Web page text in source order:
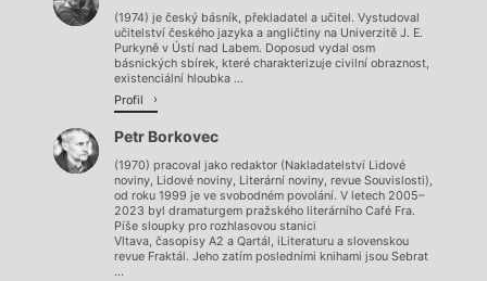
(1974) je český básník, překladatel a učitel. Vystudoval
učitelství českého jazyka a angličtiny na Univerzitě J. E.
Purkyně v Ústí nad Labem. Doposud vydal osm
básnických sbírek, které charakterizuje civilní obraznost,
existenciální hloubka ...
Profil
Petr Borkovec
(1970) pracoval jako redaktor (Nakladatelství Lidové
noviny, Lidové noviny, Literární noviny, revue Souvislosti),
od roku 1999 je ve svobodném povolání. V letech 2005–
2023 byl dramaturgem pražského literárního Café Fra.
Píše sloupky pro rozhlasovou stanici
Vltava, časopisy A2 a Qartál, iLiteraturu a slovenskou
revue Fraktál. Jeho zatím posledními knihami jsou Sebrat
...